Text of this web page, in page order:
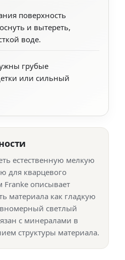
поверхность
и вытереть,
воде.
грубые
или сильный
естественную мелкую
для кварцевого
Franke описывает
материала как гладкую
светлый
с минералами в
структуры материала.